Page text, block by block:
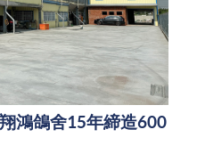
鴻鴿舍15年締造600